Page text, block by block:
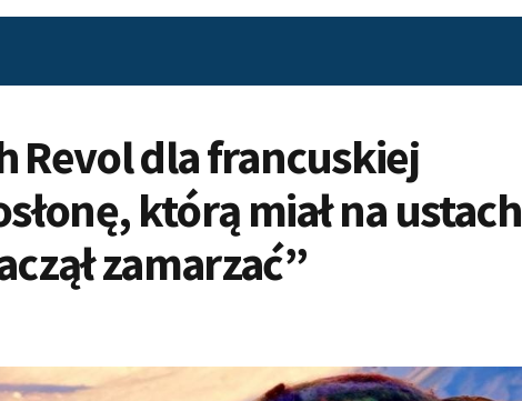
Revol dla francuskiej
którą miał na ustach
zamarzać”